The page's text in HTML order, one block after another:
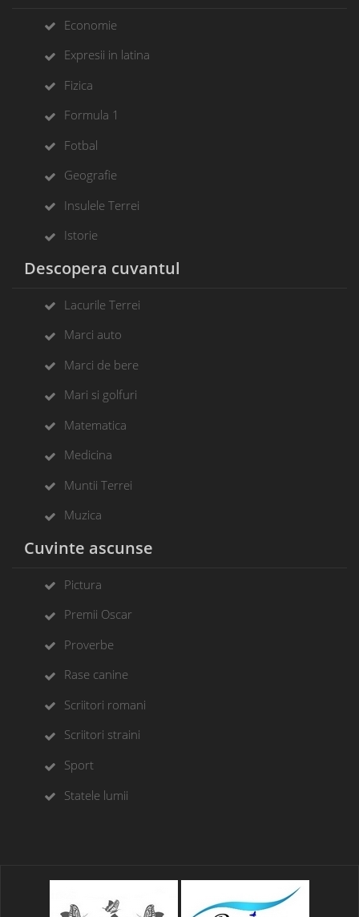
Economie
Expresii in latina
Fizica
Formula 1
Fotbal
Geografie
Insulele Terrei
Istorie
Descopera cuvantul
Lacurile Terrei
Marci auto
Marci de bere
Mari si golfuri
Matematica
Medicina
Muntii Terrei
Muzica
Cuvinte ascunse
Pictura
Premii Oscar
Proverbe
Rase canine
Scriitori romani
Scriitori straini
Sport
Statele lumii